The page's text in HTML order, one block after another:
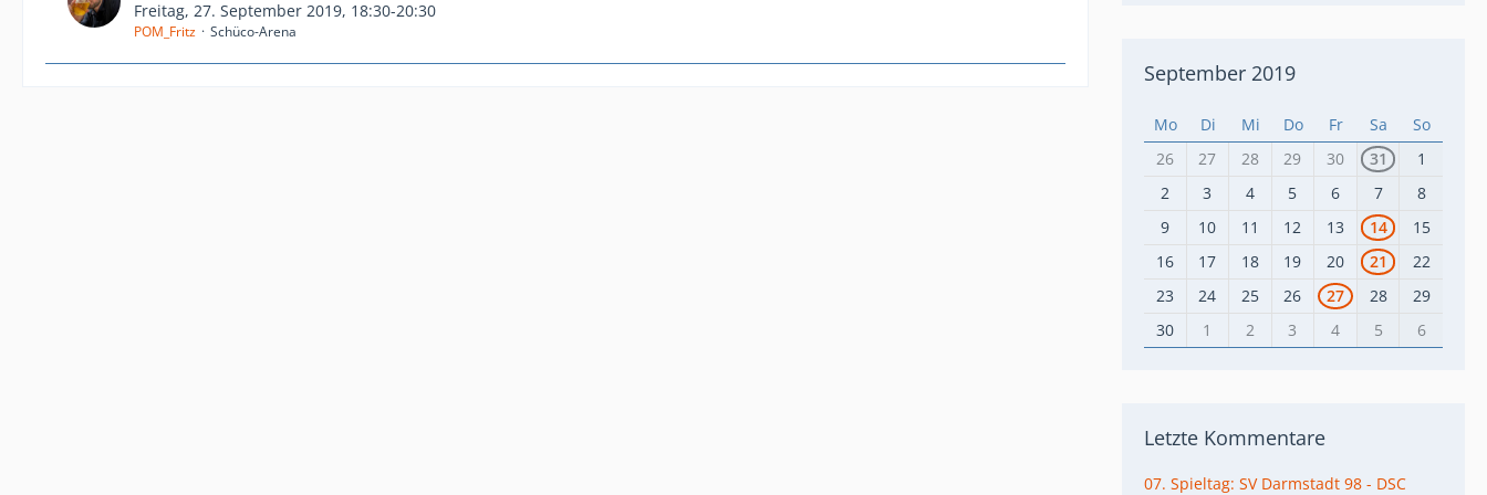
Freitag, 27. September 2019, 18:30-20:30
POM_Fritz Schüco-Arena
September 2019
Mo Di Mi Do Fr Sa
So
26
27 28 29 30 31
1
2
3 4 5 6 7
8
9
10 11 12 13 14
15
16
17 18 19 20 21
22
23
24 25 26 27 28
29
30
1 2 3 4 5 6
Letzte Kommentare
07. Spieltag: SV Darmstadt 98 - DSC